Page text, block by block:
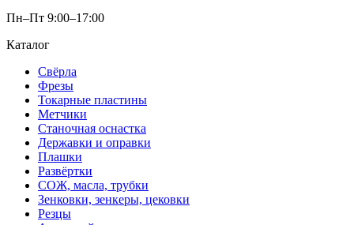
Пн–Пт 9:00–17:00
Каталог
Свёрла
Фрезы
Токарные пластины
Метчики
Станочная оснастка
Державки и оправки
Плашки
Развёртки
СОЖ, масла, трубки
Зенковки, зенкеры, цековки
Резцы